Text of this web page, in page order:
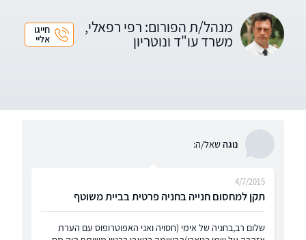
מנהל/ת הפורום: רפי רפאלי,
משרד עו"ד ונוטריון
חייגו
אליי
נוגהשאל/ה:
תקן למחסום חנייה בחניה פרטית בביית משוטף
4/7/2015
שלום רב,בחניה של אימי (חסויה ואני האפוטרופוס עם הערת